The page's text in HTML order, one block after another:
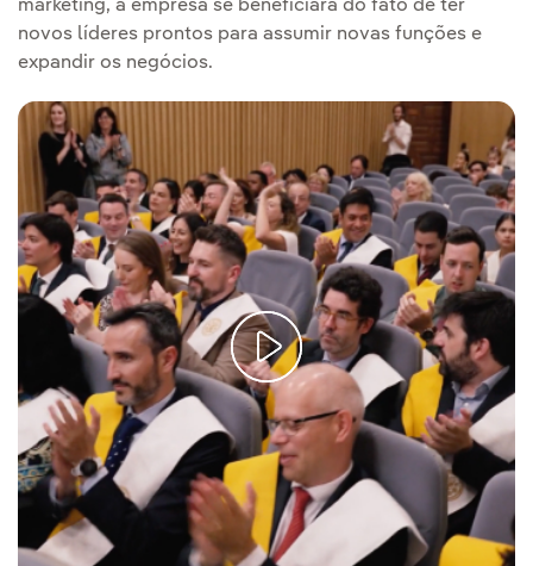
marketing, a empresa se beneficiará do fato de ter
novos líderes prontos para assumir novas funções e
expandir os negócios.